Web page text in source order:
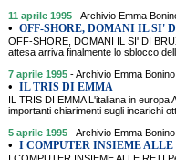
11 aprile 1995 - Archivio Emma
• OFF-SHORE, DOMANI IL SI'
OFF-SHORE, DOMANI IL SI' DI
attesa arriva finalmente lo sblocco
7 aprile 1995 - Archivio Emma
• IL TRIS DI EMMA
IL TRIS DI EMMA L'italiana in
importanti chiarimenti sugli incarichi
5 aprile 1995 - Archivio Emma
• I COMPUTER INSIEME